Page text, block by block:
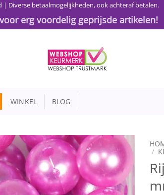
| Diverse betaalmogelijkheden, ook achteraf betalen.
erg voordelig geprijsde artikelen!
WINKEL BLOG
Toevoegen
aan
wenslijst
/